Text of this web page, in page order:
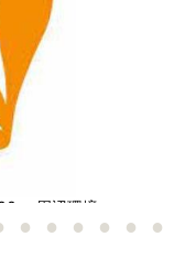
㎡ 周辺環境